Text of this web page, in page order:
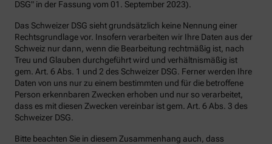
DSG" in der Fassung vom 01. September 2023).
Das Schweizer DSG sieht grundsätzlich keine Nennung einer
Rechtsgrundlage vor. Insofern verarbeiten wir Ihre Daten aus der
Schweiz nur dann, wenn die Bearbeitung rechtmäßig ist, nach
Treu und Glauben durchgeführt wird und verhältnismäßig ist
gem. Art. 6 Abs. 1 und 2 des Schweizer DSG. Ferner werden Ihre
Daten von uns nur zu einem bestimmten und für die betroffene
Person erkennbaren Zwecken erhoben und nur so verarbeitet,
dass es mit diesen Zwecken vereinbar ist gem. Art. 6 Abs. 3 des
Schweizer DSG.
Bitte beachten Sie in diesem Zusammenhang auch, dass